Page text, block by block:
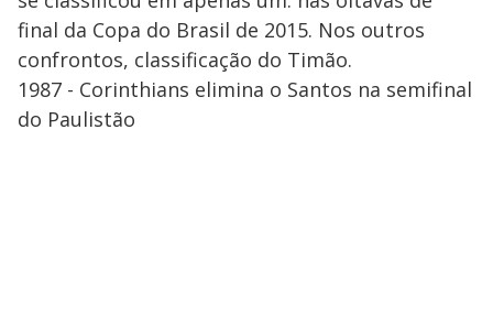
final da Copa do Brasil de 2015. Nos outros
confrontos, classificação do Timão.
1987 - Corinthians elimina o Santos na semifinal
do Paulistão